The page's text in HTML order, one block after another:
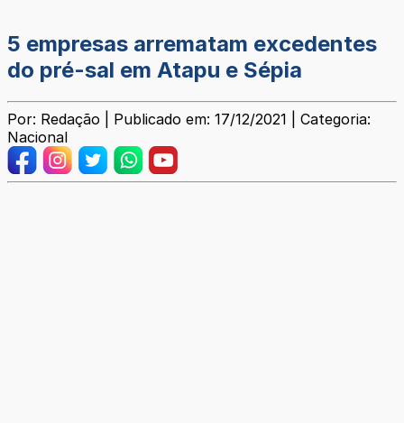
5 empresas arrematam excedentes
do pré-sal em Atapu e Sépia
Por: Redação | Publicado em: 17/12/2021 | Categoria:
Nacional